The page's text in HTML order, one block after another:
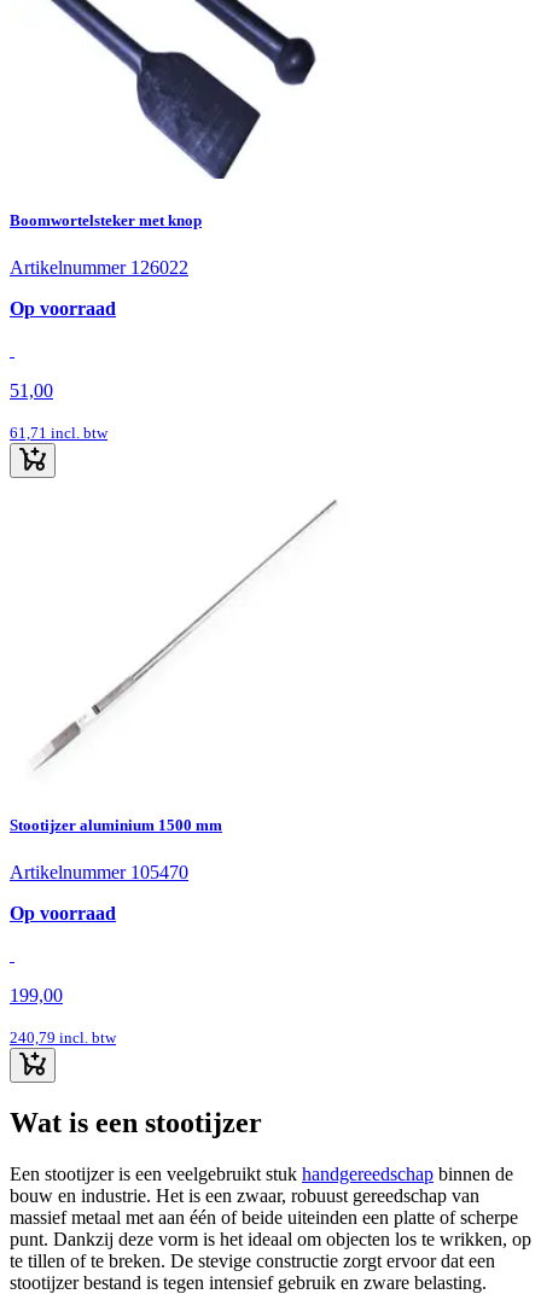
Boomwortelsteker met knop
Artikelnummer 126022
Op voorraad
51,00
61,71 incl. btw
Stootijzer aluminium 1500 mm
Artikelnummer 105470
Op voorraad
199,00
240,79 incl. btw
Wat is een stootijzer
Een stootijzer is een veelgebruikt stuk handgereedschap binnen de
bouw en industrie. Het is een zwaar, robuust gereedschap van
massief metaal met aan één of beide uiteinden een platte of scherpe
punt. Dankzij deze vorm is het ideaal om objecten los te wrikken, op
te tillen of te breken. De stevige constructie zorgt ervoor dat een
stootijzer bestand is tegen intensief gebruik en zware belasting.